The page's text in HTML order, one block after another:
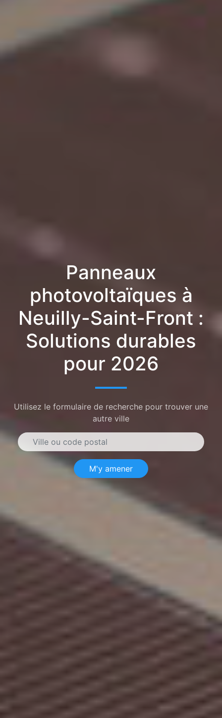
Panneaux
photovoltaïques à
Neuilly-Saint-Front :
Solutions durables
pour 2026
Utilisez le formulaire de recherche pour trouver une
autre ville
M'y amener